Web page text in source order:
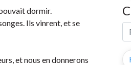
dormir.
Ils vinrent, et se
et nous en donnerons